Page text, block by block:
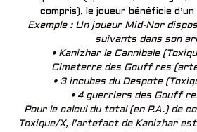
compris), le joueur bénéficie
Exemple : Un joueur Mid-Nor
suivants dans son
• Kanizhar le Cannibale
Cimeterre des Gouff res
• 3 incubes du Despote
• 4 guerriers des Gouff
Pour le calcul du total (en P.A.) de
Toxique/X, l’artefact de Kanizhar